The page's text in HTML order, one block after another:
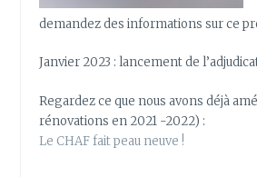
demandez des informations sur ce
Janvier 2023 : lancement de
Regardez ce que nous avons déjà
rénovations en 2021 -2022) :
Le CHAF fait peau neuve !